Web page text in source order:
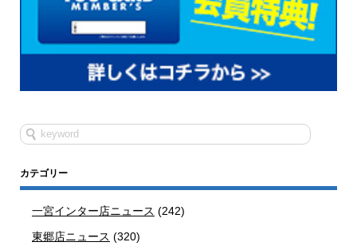
カテゴリー
一宮インター店ニュース (242)
東郷店ニュース (320)